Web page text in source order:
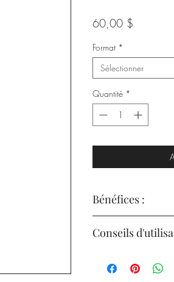
60,00 $
Format *
Sélectionner
Quantité *
Bénéfices :
blonds et lisse les
Offre une
jusqu'à 230°C
Conseils
humides.